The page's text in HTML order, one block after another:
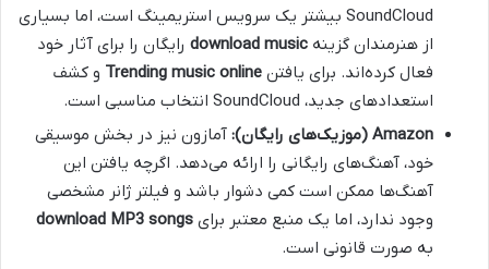
SoundCloud بیشتر یک سرویس استریمینگ است، اما بسیاری
از هنرمندان گزینه download music رایگان را برای آثار خود
فعال کرده‌اند. برای یافتن Trending music online و کشف
استعدادهای جدید، SoundCloud انتخاب مناسبی است.
Amazon (موزیک‌های رایگان):
آمازون نیز در بخش موسیقی
خود، آهنگ‌های رایگانی را ارائه می‌دهد. اگرچه یافتن این
آهنگ‌ها ممکن است کمی دشوار باشد و فیلتر ژانر مشخصی
وجود ندارد، اما یک منبع معتبر برای download MP3 songs
به صورت قانونی است.